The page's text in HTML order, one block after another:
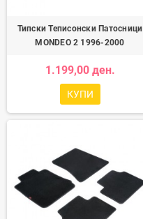
Типски Теписонски Патосници
MONDEO 2 1996-2000
1.199,00 ден.
КУПИ